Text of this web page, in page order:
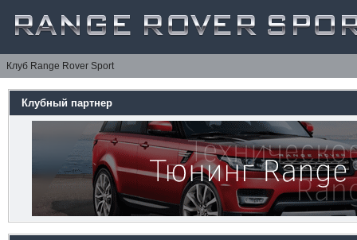
Клуб Range Rover Sport
Клубный партнер